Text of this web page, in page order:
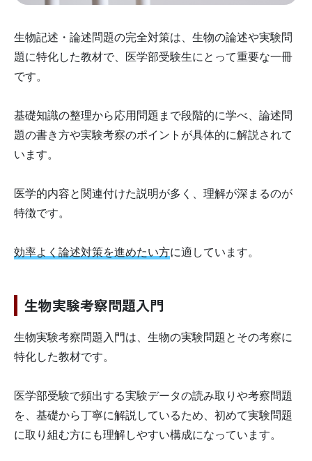
生物記述・論述問題の完全対策は、生物の論述や実験問
題に特化した教材で、医学部受験生にとって重要な一冊
です。
基礎知識の整理から応用問題まで段階的に学べ、論述問
題の書き方や実験考察のポイントが具体的に解説されて
います。
医学的内容と関連付けた説明が多く、理解が深まるのが
特徴です。
効率よく論述対策を進めたい方に適しています。
生物実験考察問題入門
生物実験考察問題入門は、生物の実験問題とその考察に
特化した教材です。
医学部受験で頻出する実験データの読み取りや考察問題
を、基礎から丁寧に解説しているため、初めて実験問題
に取り組む方にも理解しやすい構成になっています。